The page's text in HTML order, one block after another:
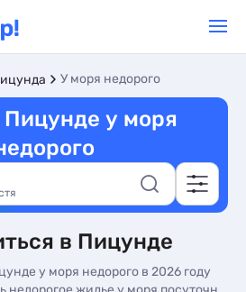
У моря недорого
у моря
в Пицунде
у моря недорого в 2026 году